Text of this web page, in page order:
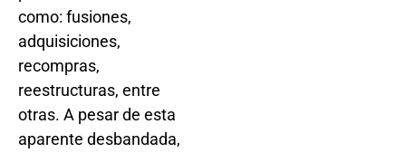
como: fusiones,
adquisiciones,
recompras,
reestructuras, entre
otras. A pesar de esta
aparente desbandada,